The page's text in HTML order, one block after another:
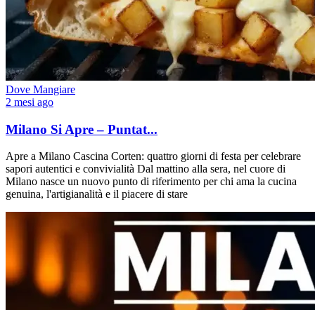
Dove Mangiare
2 mesi ago
Milano Si Apre – Puntat...
Apre a Milano Cascina Corten: quattro giorni di festa per celebrare
sapori autentici e convivialità Dal mattino alla sera, nel cuore di
Milano nasce un nuovo punto di riferimento per chi ama la cucina
genuina, l'artigianalità e il piacere di stare